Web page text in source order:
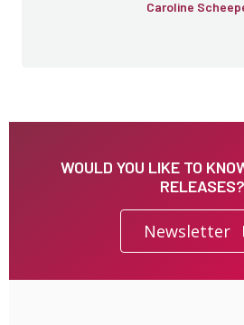
Caroline
WOULD YOU LIKE TO
RELEASES?
Newsletter